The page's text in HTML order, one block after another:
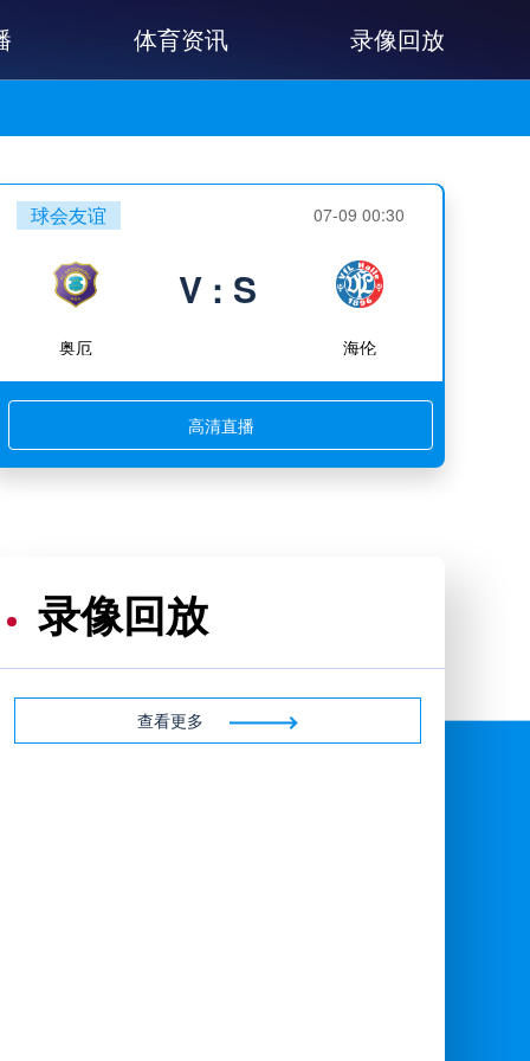
体育资讯 录像回放
球会友谊 07-09 00:30
奥厄
V : S
海伦
高清直播
录像回放
查看更多